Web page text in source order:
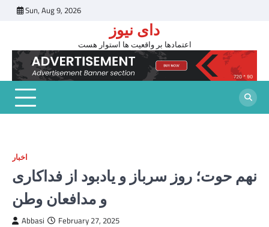
Sun, Aug 9, 2026
دای نیوز
اعتمادها بر واقعیت ها استوار هست
اخبار
نهم حوت؛ روز سرباز و یادبود از فداکاری
و مدافعان وطن
Abbasi February 27, 2025